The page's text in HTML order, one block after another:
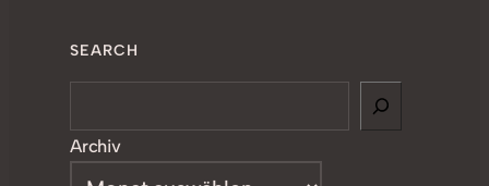
SEARCH
Archiv